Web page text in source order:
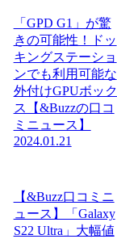
「GPD G1」が驚
きの可能性！ドッ
キングステーショ
ンでも利用可能な
外付けGPUボック
ス【&Buzzの口コ
ミニュース】
2024.01.21
【&Buzz口コミニ
ュース】「Galaxy
S22 Ultra」大幅値